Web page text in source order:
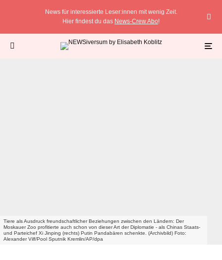
News für interessierte Leser:innen mit wenig Zeit.
Hier findest du das News-Crew Abo!
Tiere als Ausdruck freundschaftlicher Beziehungen zwischen den Ländern: Der
Moskauer Zoo profitierte auch schon von dieser Art der Diplomatie - als Chinas Staats-
und Parteichef Xi Jinping (rechts) Putin Pandabären schenkte. (Archivbild) Foto:
Alexander Vilf/Pool Sputnik Kremlin/AP/dpa